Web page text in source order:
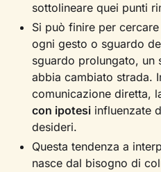
sottolineare quei punti
Si può finire per
ogni gesto o sguardo
sguardo prolungato, un
abbia cambiato strada.
comunicazione diretta,
con ipotesi influenzate
desideri.
Questa tendenza a
nasce dal bisogno di